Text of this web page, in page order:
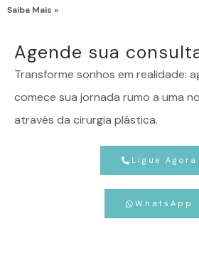
Saiba Mais »
Agende sua
Transforme sonhos em realidade:
comece sua jornada rumo a uma
através da cirurgia plástica.
Ligue Agora
WhatsApp